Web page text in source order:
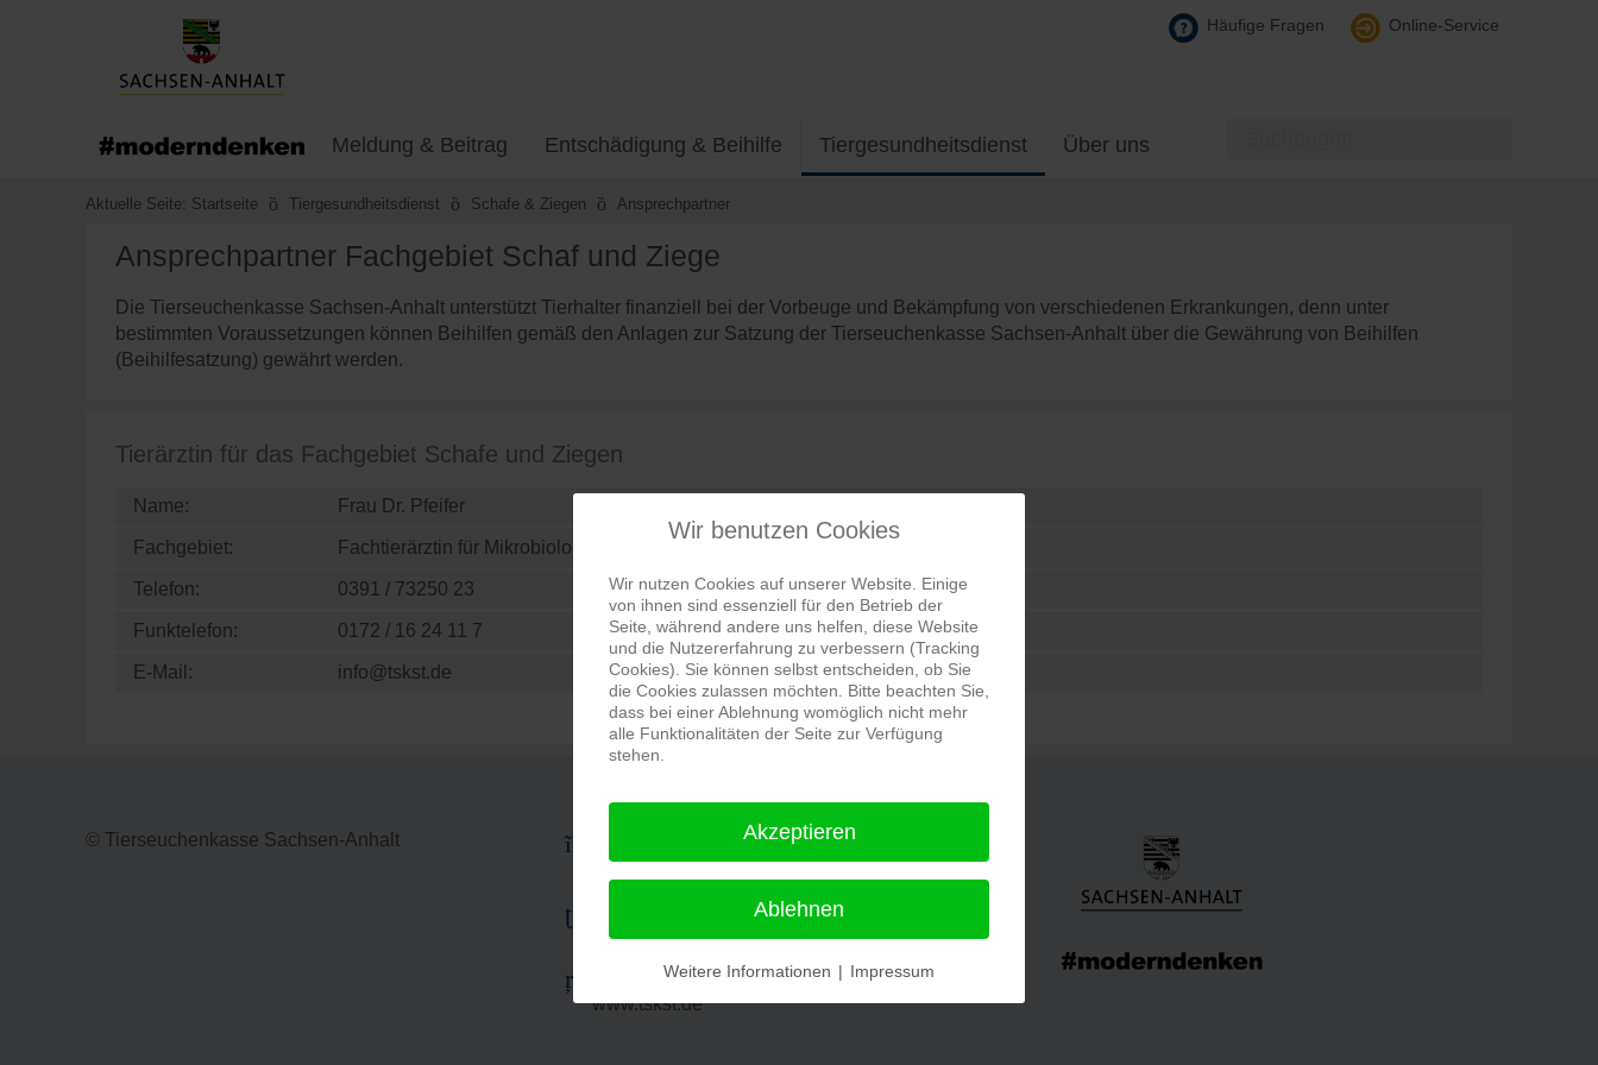
Häufige Fragen Online-Service
Meldung & Beitrag Entschädigung & Beihilfe Tiergesundheitsdienst Über uns
Aktuelle Seite: Startseite Tiergesundheitsdienst Schafe & Ziegen Ansprechpartner
Ansprechpartner Fachgebiet Schaf und Ziege
Die Tierseuchenkasse Sachsen-Anhalt unterstützt Tierhalter finanziell bei der Vorbeuge und Bekämpfung von verschiedenen Erkrankungen, denn unter
bestimmten Voraussetzungen können Beihilfen gemäß den Anlagen zur Satzung der Tierseuchenkasse Sachsen-Anhalt über die Gewährung von Beihilfen
(Beihilfesatzung) gewährt werden.
Tierärztin für das Fachgebiet Schafe und Ziegen
Name: Frau Dr. Pfeifer
Fachgebiet: Fachtierärztin für Mikrobiologie
Telefon: 0391 / 73250 23
Funktelefon: 0172 / 16 24 11 7
E-Mail: info@tskst.de
© Tierseuchenkasse Sachsen-Anhalt
Werner-von-Siemens-Ring 14a
39116 Magdeburg
+49 (391) 73 250 11
info@tskst.de
www.tskst.de
Wir benutzen Cookies
Wir nutzen Cookies auf unserer Website. Einige
von ihnen sind essenziell für den Betrieb der
Seite, während andere uns helfen, diese Website
und die Nutzererfahrung zu verbessern (Tracking
Cookies). Sie können selbst entscheiden, ob Sie
die Cookies zulassen möchten. Bitte beachten Sie,
dass bei einer Ablehnung womöglich nicht mehr
alle Funktionalitäten der Seite zur Verfügung
stehen.
Akzeptieren
Ablehnen
Weitere Informationen | Impressum